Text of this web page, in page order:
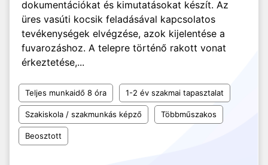
dokumentációkat és kimutatásokat készít. Az
üres vasúti kocsik feladásával kapcsolatos
tevékenységek elvégzése, azok kijelentése a
fuvarozáshoz. A telepre történő rakott vonat
érkeztetése,...
Teljes munkaidő 8 óra 1-2 év szakmai tapasztalat
Szakiskola / szakmunkás képző Többműszakos
Beosztott